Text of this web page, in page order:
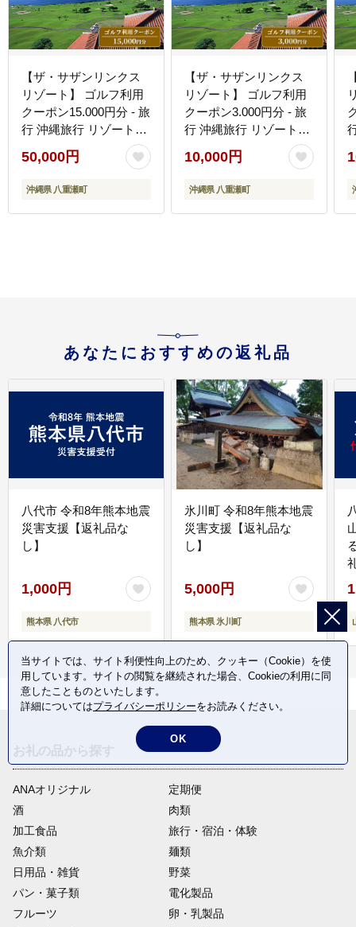
【ザ・サザンリンクス
リゾート】 ゴルフ利用
クーポン15.000円分 - 旅
行 沖縄旅行 リゾートゴ
ルフ 利用券 ゴルフ場利
用券 リゾート クーポン
券 沖縄県 八重瀬町
50,000円
沖縄県 八重瀬町
【ザ・サザンリンクス
リゾート】 ゴルフ利用
クーポン3.000円分 - 旅
行 沖縄旅行 リゾートゴ
ルフ 利用券 ゴルフ場利
用券 リゾート クーポン
券 沖縄県 八重瀬町
10,000円
沖縄県 八重瀬町
あなたにおすすめの返礼品
八代市 令和8年熊本地震
災害支援【返礼品な
し】
1,000円
熊本県 八代市
氷川町 令和8年熊本地震
災害支援【返礼品な
し】
5,000円
熊本県 氷川町
ANAオリジナル
定期便
酒
肉類
加工食品
旅行・宿泊・体験
魚介類
麺類
日用品・雑貨
野菜
パン・菓子類
電化製品
フルーツ
卵・乳製品
当サイトでは、サイト利便性向上のため、クッキー（Cookie）を使
用しています。サイトの閲覧を継続された場合、Cookieの利用に同
意したことものといたします。
詳細についてはプライバシーポリシーをお読みください。
OK